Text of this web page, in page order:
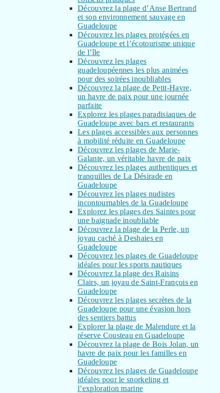
Découvrez la plage d’Anse Bertrand
et son environnement sauvage en
Guadeloupe
Découvrez les plages protégées en
Guadeloupe et l’écotourisme unique
de l’île
Découvrez les plages
guadeloupéennes les plus animées
pour des soirées inoubliables
Découvrez la plage de Petit-Havre,
un havre de paix pour une journée
parfaite
Explorez les plages paradisiaques de
Guadeloupe avec bars et restaurants
Les plages accessibles aux personnes
à mobilité réduite en Guadeloupe
Découvrez les plages de Marie-
Galante, un véritable havre de paix
Découvrez les plages authentiques et
tranquilles de La Désirade en
Guadeloupe
Découvrez les plages nudistes
incontournables de la Guadeloupe
Explorez les plages des Saintes pour
une baignade inoubliable
Découvrez la plage de la Perle, un
joyau caché à Deshaies en
Guadeloupe
Découvrez les plages de Guadeloupe
idéales pour les sports nautiques
Découvrez la plage des Raisins
Clairs, un joyau de Saint-François en
Guadeloupe
Découvrez les plages secrètes de la
Guadeloupe pour une évasion hors
des sentiers battus
Explorer la plage de Malendure et la
réserve Cousteau en Guadeloupe
Découvrez la plage de Bois Jolan, un
havre de paix pour les familles en
Guadeloupe
Découvrez les plages de Guadeloupe
idéales pour le snorkeling et
l’exploration marine